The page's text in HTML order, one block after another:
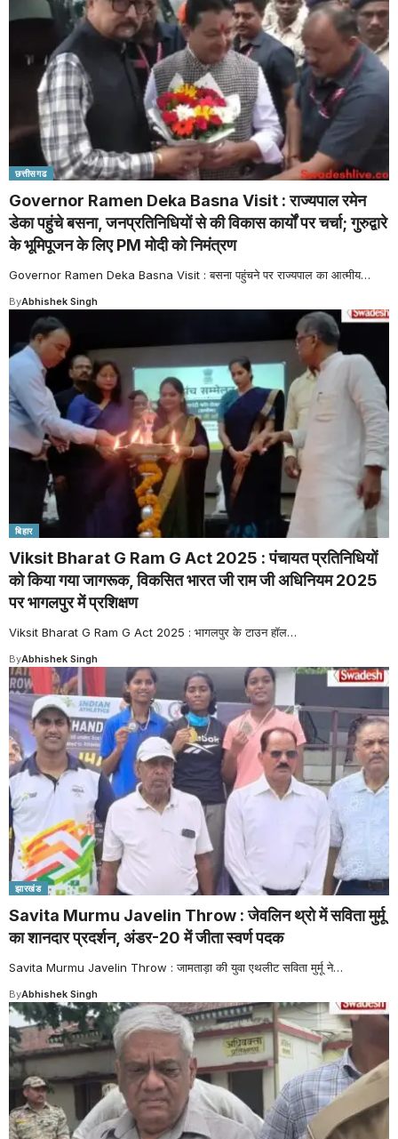
छत्तीसगढ
Governor Ramen Deka Basna Visit : राज्यपाल रमेन
डेका पहुंचे बसना, जनप्रतिनिधियों से की विकास कार्यों पर चर्चा; गुरुद्वारे
के भूमिपूजन के लिए PM मोदी को निमंत्रण
Governor Ramen Deka Basna Visit : बसना पहुंचने पर राज्यपाल का आत्मीय…
ByAbhishek Singh
बिहार
Viksit Bharat G Ram G Act 2025 : पंचायत प्रतिनिधियों
को किया गया जागरूक, विकसित भारत जी राम जी अधिनियम 2025
पर भागलपुर में प्रशिक्षण
Viksit Bharat G Ram G Act 2025 : भागलपुर के टाउन हॉल…
ByAbhishek Singh
झारखंड
Savita Murmu Javelin Throw : जेवलिन थ्रो में सविता मुर्मू
का शानदार प्रदर्शन, अंडर-20 में जीता स्वर्ण पदक
Savita Murmu Javelin Throw : जामताड़ा की युवा एथलीट सविता मुर्मू ने…
ByAbhishek Singh